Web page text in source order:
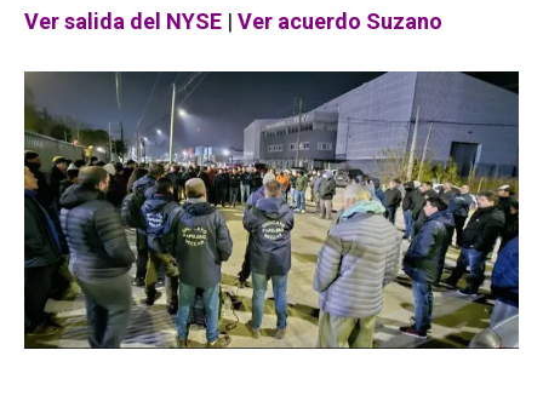
Ver salida del NYSE | Ver acuerdo Suzano